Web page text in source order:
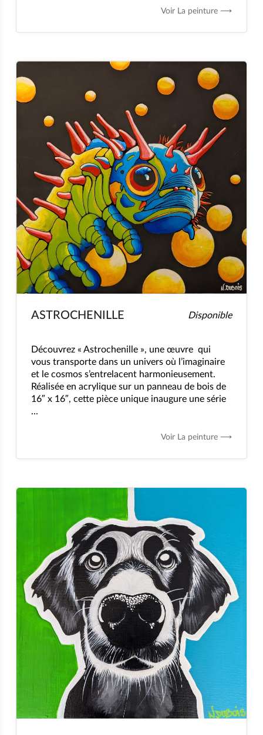
Voir La peinture ⟶
ASTROCHENILLE Disponible
Découvrez « Astrochenille », une œuvre qui
vous transporte dans un univers où l’imaginaire
et le cosmos s’entrelacent harmonieusement.
Réalisée en acrylique sur un panneau de bois de
16″ x 16″, cette pièce unique inaugure une série
...
Voir La peinture ⟶